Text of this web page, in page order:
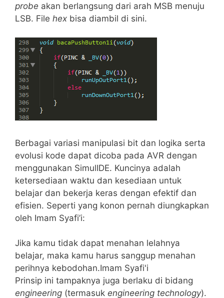
probe akan berlangsung dari arah MSB menuju
LSB. File hex bisa diambil di sini.
Berbagai variasi manipulasi bit dan logika serta
evolusi kode dapat dicoba pada AVR dengan
menggunakan SimulIDE. Kuncinya adalah
ketersediaan waktu dan kesediaan untuk
belajar dan bekerja keras dengan efektif dan
efisien. Seperti yang konon pernah diungkapkan
oleh Imam Syafi’i:
Jika kamu tidak dapat menahan lelahnya
belajar, maka kamu harus sanggup menahan
perihnya kebodohan.Imam Syafi'i
Prinsip ini tampaknya juga berlaku di bidang
engineering (termasuk engineering technology).